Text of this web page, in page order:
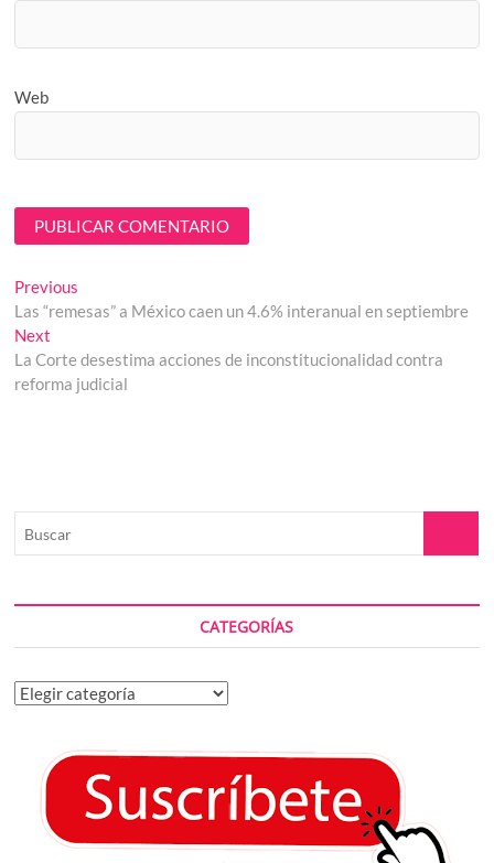
Web
Navegación
de
entradas
Previous
post:
Las “remesas” a México caen un 4.6% interanual en septiembre
Next
post:
La Corte desestima acciones de inconstitucionalidad contra
reforma judicial
CATEGORÍAS
Categorías